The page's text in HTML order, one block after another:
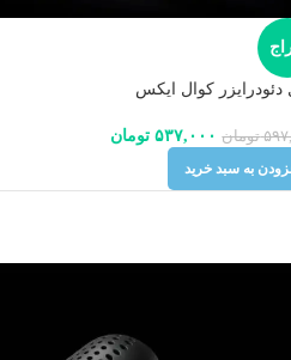
دئودرایزر کوال ایکس
تومان ۵۳۷,۰۰۰ تومان
به سبد خرید